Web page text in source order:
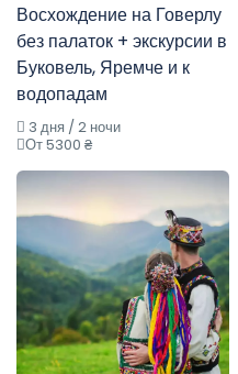
Восхождение на Говерлу
без палаток + экскурсии в
Буковель, Яремче и к
водопадам
3 дня / 2 ночи
От 5300 ₴